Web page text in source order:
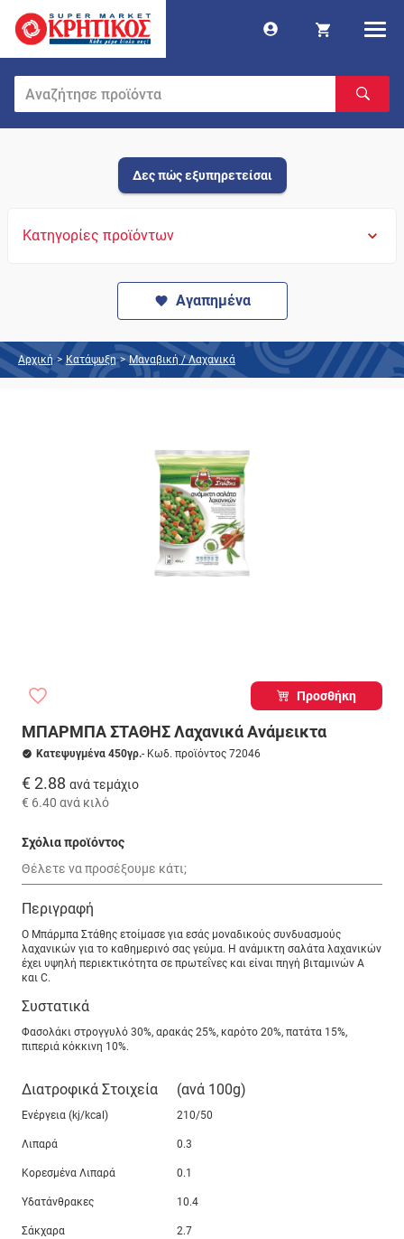
Δες πώς εξυπηρετείσαι
Κατηγορίες προϊόντων
Αγαπημένα
Αρχική > Κατάψυξη > Μαναβική / Λαχανικά
Προσθήκη
ΜΠΑΡΜΠΑ ΣΤΑΘΗΣ Λαχανικά Ανάμεικτα
Κατεψυγμένα 450γρ.- Κωδ. προϊόντος 72046
€ 2.88 ανά τεμάχιο
€ 6.40 ανά κιλό
Σχόλια προϊόντος
Περιγραφή
Ο Μπάρμπα Στάθης ετοίμασε για εσάς μοναδικούς συνδυασμούς
λαχανικών για το καθημερινό σας γεύμα. Η ανάμικτη σαλάτα λαχανικών
έχει υψηλή περιεκτικότητα σε πρωτεΐνες και είναι πηγή βιταμινών Α
και C.
Συστατικά
Φασολάκι στρογγυλό 30%, αρακάς 25%, καρότο 20%, πατάτα 15%,
πιπεριά κόκκινη 10%.
Διατροφικά Στοιχεία (ανά 100g)
Ενέργεια (kj/kcal) 210/50
Λιπαρά 0.3
Κορεσμένα Λιπαρά 0.1
Υδατάνθρακες 10.4
Σάκχαρα 2.7